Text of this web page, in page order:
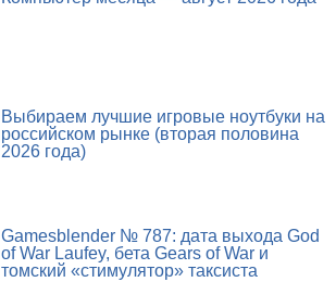
Выбираем лучшие игровые ноутбуки на
российском рынке (вторая половина
2026 года)
Gamesblender № 787: дата выхода God
of War Laufey, бета Gears of War и
томский «стимулятор» таксиста